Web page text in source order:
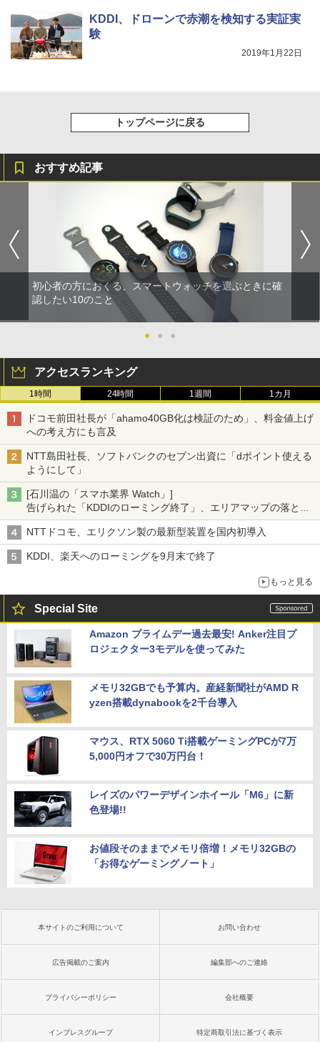
KDDI、ドローンで赤潮を検知する実証実
験
2019年1月22日
トップページに戻る
おすすめ記事
初心者の方におくる、スマートウォッチを選ぶときに確
認したい10のこと
● ● ●
アクセスランキング
1時間 24時間 1週間 1カ月
ドコモ前田社長が「ahamo40GB化は検証のため」、料金値上げ
への考え方にも言及
NTT島田社長、ソフトバンクのセブン出資に「dポイント使える
ようにして」
[石川温の「スマホ業界 Watch」]
告げられた「KDDIのローミング終了」、エリアマップの落とし
穴と楽天モバイルの課題
NTTドコモ、エリクソン製の最新型装置を国内初導入
KDDI、楽天へのローミングを9月末で終了
もっと見る
Special Site
Amazon プライムデー過去最安! Anker注目プ
ロジェクター3モデルを使ってみた
メモリ32GBでも予算内。産経新聞社がAMD R
yzen搭載dynabookを2千台導入
マウス、RTX 5060 Ti搭載ゲーミングPCが7万
5,000円オフで30万円台！
レイズのパワーデザインホイール「M6」に新
色登場!!
お値段そのままでメモリ倍増！メモリ32GBの
「お得なゲーミングノート」
本サイトのご利用について お問い合わせ
広告掲載のご案内 編集部へのご連絡
プライバシーポリシー 会社概要
インプレスグループ 特定商取引法に基づく表示